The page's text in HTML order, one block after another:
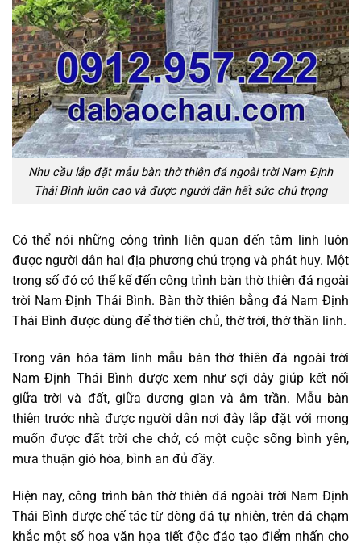
Nhu cầu lắp đặt mẫu bàn thờ thiên đá ngoài trời Nam Định
Thái Bình luôn cao và được người dân hết sức chú trọng
Có thể nói những công trình liên quan đến tâm linh luôn
được người dân hai địa phương chú trọng và phát huy. Một
trong số đó có thể kể đến công trình bàn thờ thiên đá ngoài
trời Nam Định Thái Bình. Bàn thờ thiên bằng đá Nam Định
Thái Bình được dùng để thờ tiên chủ, thờ trời, thờ thần linh.
Trong văn hóa tâm linh mẫu bàn thờ thiên đá ngoài trời
Nam Định Thái Bình được xem như sợi dây giúp kết nối
giữa trời và đất, giữa dương gian và âm trần. Mẫu bàn
thiên trước nhà được người dân nơi đây lắp đặt với mong
muốn được đất trời che chở, có một cuộc sống bình yên,
mưa thuận gió hòa, bình an đủ đầy.
Hiện nay, công trình bàn thờ thiên đá ngoài trời Nam Định
Thái Bình được chế tác từ dòng đá tự nhiên, trên đá chạm
khắc một số hoa văn họa tiết độc đáo tạo điểm nhấn cho